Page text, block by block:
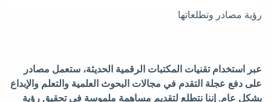
رؤية مصادر وتطلعاتها
عبر استخدام تقنيات المكتبات الرقمية الحديثة، ستعمل مصادر
على دفع عجلة التقدم في مجالات البحوث العلمية والتعلم والإبداع
بشكل عام. إننا نتطلع لتقديم مساهمة ملموسة في تحقيق رؤية